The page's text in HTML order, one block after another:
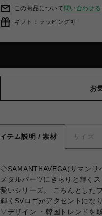
この商品について 問い合わせる
ギフト：ラッピング可
お
テム説明 / 素材 サイズ
◇SAMANTHAVEGA(サマンサ
メタルパーツにきらりと輝く
愛いシリーズ。 ころんとした
輝くSVロゴがアクセントにな
▽デザイン ・韓国トレンドを